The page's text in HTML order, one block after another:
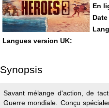
En
Langues version UK:
Synopsis
Savant mélange d'action, de
Guerre mondiale. Conçu